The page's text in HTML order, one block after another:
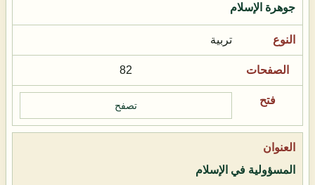
جوهرة الإسلام
تربية
82
تصفح
المسؤولية في الإسلام